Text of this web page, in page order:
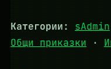
Категории: sAdmin
Общи приказки ·